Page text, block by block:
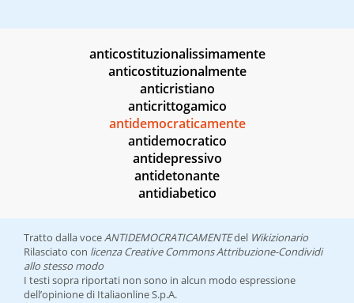
anticostituzionalissimamente
anticostituzionalmente
anticristiano
anticrittogamico
antidemocraticamente
antidemocratico
antidepressivo
antidetonante
antidiabetico
Tratto dalla voceANTIDEMOCRATICAMENTEdel Wikizionario
Rilasciato con licenza Creative Commons Attribuzione-Condividi
allo stesso modo
I testi sopra riportati non sono in alcun modo espressione
dell’opinione di Italiaonline S.p.A.